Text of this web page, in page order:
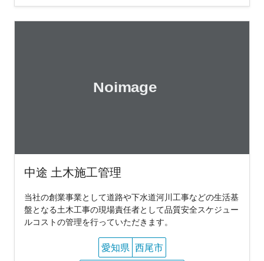
中途 土木施工管理
当社の創業事業として道路や下水道河川工事などの生活基
盤となる土木工事の現場責任者として品質安全スケジュー
ルコストの管理を行っていただきます。
愛知県 西尾市